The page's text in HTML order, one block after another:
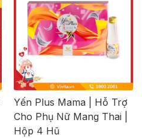
Yến Plus Mama | Hỗ Trợ
Cho Phụ Nữ Mang Thai |
Hộp 4 Hũ